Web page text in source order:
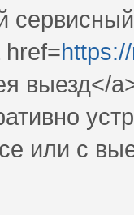
выезд</
или с